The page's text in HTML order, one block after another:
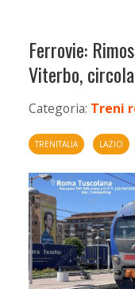
Ferrovie:
Viterbo,
Categoria: Treni
TRENITALIA LAZIO